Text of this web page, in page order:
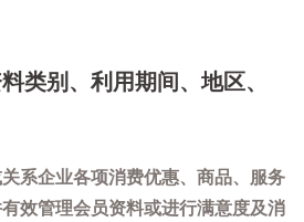
类别、利用期间、地区、
系企业各项消费优惠、商品、服务
效管理会员资料或进行满意度及消